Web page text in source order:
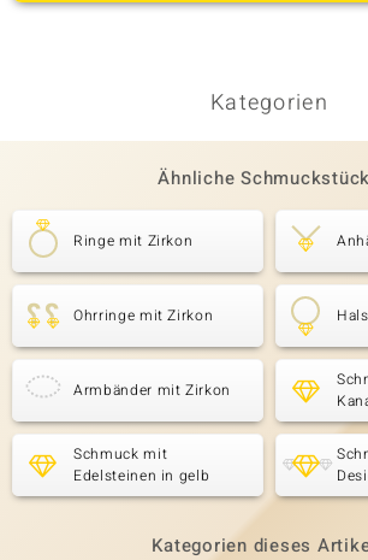
Kategorien
Ähnliche
Ringe mit Zirkon
Ohrringe mit Zirkon
Armbänder mit Zirkon
Schmuck mit
Edelsteinen in gelb
Kategorien dieses